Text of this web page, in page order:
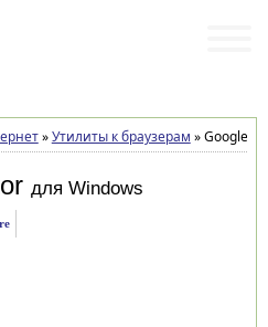
»Утилиты к браузерам »Google
для Windows